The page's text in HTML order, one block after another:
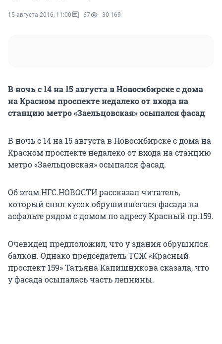
15 августа 2016, 11:00 67 30 169
В ночь с 14 на 15 августа в Новосибирске с дома
на Красном проспекте недалеко от входа на
станцию метро «Заельцовская» осыпался фасад
В ночь с 14 на 15 августа в Новосибирске с дома на
Красном проспекте недалеко от входа на станцию
метро «Заельцовская» осыпался фасад.
Об этом НГС.НОВОСТИ рассказал читатель,
который снял кусок обрушившегося фасада на
асфальте рядом с домом по адресу Красный пр.159.
Очевидец предположил, что у здания обрушился
балкон. Однако председатель ТСЖ «Красный
проспект 159» Татьяна Капишникова сказала, что
у фасада осыпалась часть лепнины.